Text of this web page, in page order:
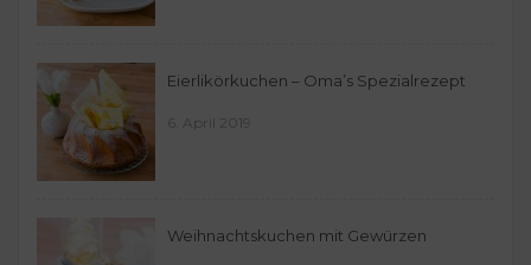
Eierlikörkuchen – Oma’s Spezialrezept
6. April 2019
Weihnachtskuchen mit Gewürzen